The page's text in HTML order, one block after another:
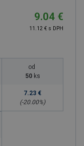
9.04 €
11.12 € s DPH
od
50 ks
7.23 €
(-20.00%)